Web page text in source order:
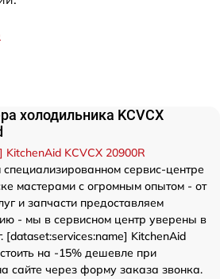
холодильника KCVCX
KitchenAid KCVCX 20900R
сервис-центре
мастерами с огромным опытом - от
и запчасти предоставляем
- мы в сервисном центр уверены в
[dataset:services:name] KitchenAid
на -15% дешевле при
сайте через форму заказа звонка.